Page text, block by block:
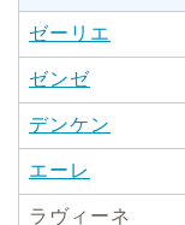
ゼーリエ
ゼンゼ
デンケン
エーレ
ラヴィーネ